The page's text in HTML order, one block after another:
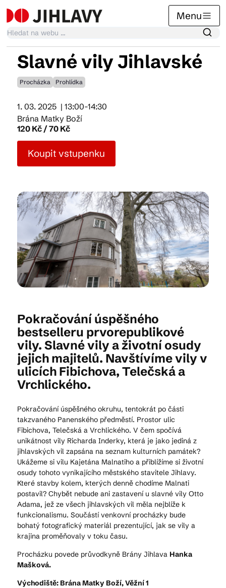
Menu
Kalendář akcí
Tradiční akce
Články
Praktické info
Kam vyrazit
© 2026 Brána Jihlavy
Slavné vily Jihlavské
Procházka Prohlídka
1. 03. 2025 | 13:00-14:30
Brána Matky Boží
120 Kč / 70 Kč
Koupit vstupenku
Pokračování úspěšného
bestselleru prvorepublikové
vily. Slavné vily a životní osudy
jejich majitelů. Navštívíme vily v
ulicích Fibichova, Telečská a
Vrchlického.
Pokračování úspěšného okruhu, tentokrát po části
takzvaného Panenského předměstí. Prostor ulic
Fibichova, Telečská a Vrchlického. V čem spočívá
unikátnost vily Richarda Inderky, která je jako jediná z
jihlavských vil zapsána na seznam kulturních památek?
Ukážeme si vilu Kajetána Malnatiho a přiblížíme si životní
osudy tohoto vynikajícího městského stavitele Jihlavy.
Které stavby kolem, kterých denně chodíme Malnati
postavil? Chybět nebude ani zastavení u slavné vily Otto
Adama, jež ze všech jihlavských vil měla nejblíže k
funkcionalismu. Součástí venkovní procházky bude
bohatý fotografický materiál prezentující, jak se vily a
krajina proměňovaly v toku času.
Procházku povede průvodkyně Brány Jihlava Hanka
Mašková.
Východiště: Brána Matky Boží, Věžní 1